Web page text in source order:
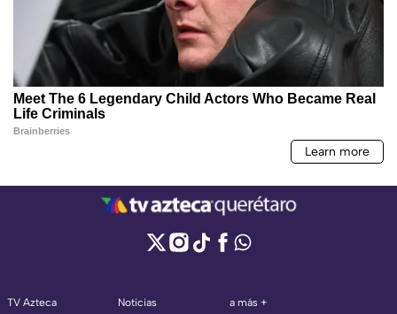
TV Azteca
Noticias
a más +